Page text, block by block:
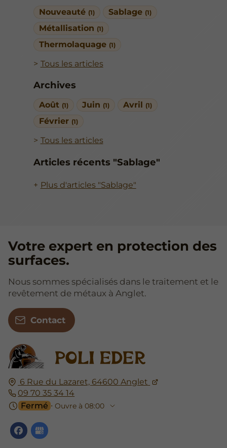
Nouveauté (1) Sablage (1)
Métallisation (1)
Thermolaquage (1)
Tous les articles
Archives
Août (1) Juin (1) Avril (1)
Février (1)
Tous les articles
Articles récents "Sablage"
Plus d'articles "Sablage"
6 Rue du Lazaret, 64600 Anglet
09 70 35 34 14
Fermé ⋅ Ouvre à 08:00
Votre expert en protection des
surfaces.
Nous sommes spécialisés dans le traitement et le
revêtement de métaux à Anglet.
Contact